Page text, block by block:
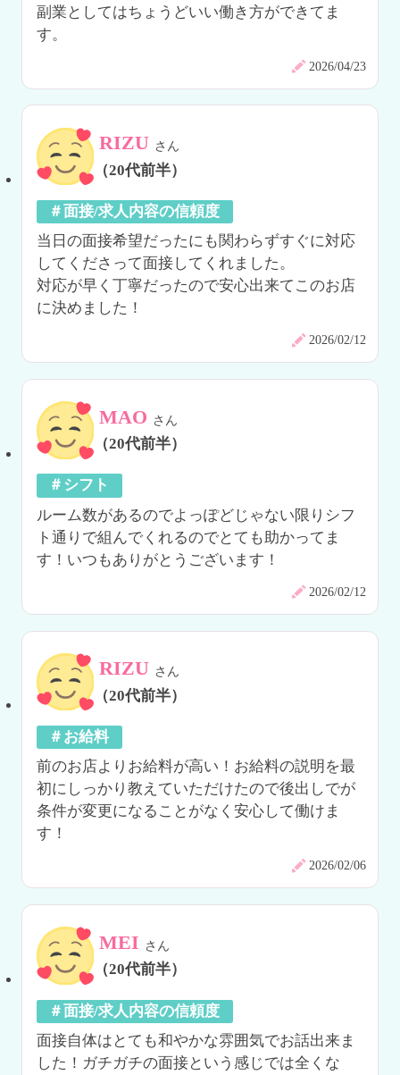
副業としてはちょうどいい働き方ができてま
す。
2026/04/23
RIZU さん
（20代前半）
＃面接/求人内容の信頼度
当日の面接希望だったにも関わらずすぐに対応
してくださって面接してくれました。
対応が早く丁寧だったので安心出来てこのお店
に決めました！
2026/02/12
MAO さん
（20代前半）
＃シフト
ルーム数があるのでよっぽどじゃない限りシフ
ト通りで組んでくれるのでとても助かってま
す！いつもありがとうございます！
2026/02/12
RIZU さん
（20代前半）
＃お給料
前のお店よりお給料が高い！お給料の説明を最
初にしっかり教えていただけたので後出しでが
条件が変更になることがなく安心して働けま
す！
2026/02/06
MEI さん
（20代前半）
＃面接/求人内容の信頼度
面接自体はとても和やかな雰囲気でお話出来ま
した！ガチガチの面接という感じでは全くな